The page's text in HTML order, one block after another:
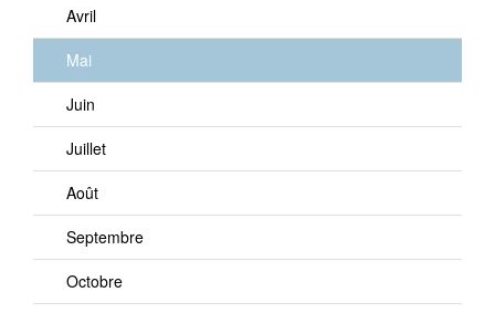
Avril
Mai
Juin
Juillet
Août
Septembre
Octobre